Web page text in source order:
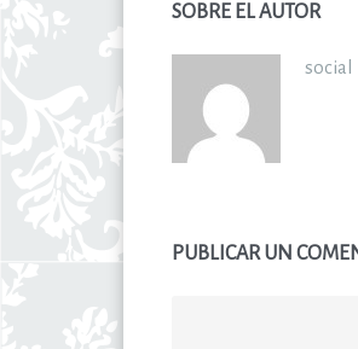
SOBRE EL AUTOR
social
PUBLICAR UN